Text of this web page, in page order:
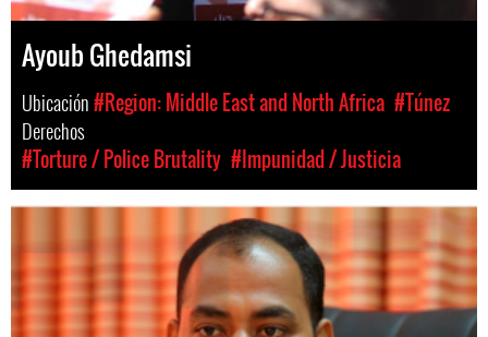
Ayoub Ghedamsi
Ubicación#Region: Middle East and North Africa #Túnez
Derechos
#Torture / Police Brutality #Impunidad / Justicia